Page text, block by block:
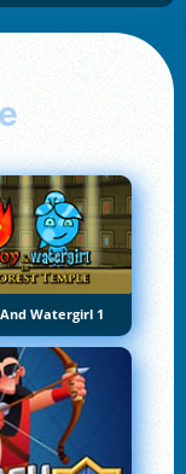
Watergirl 1